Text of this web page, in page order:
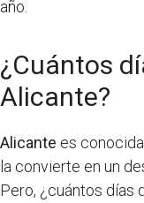
año.
¿Cuántos
Alicante?
Alicante es
la convierte en un
Pero, ¿cuántos días